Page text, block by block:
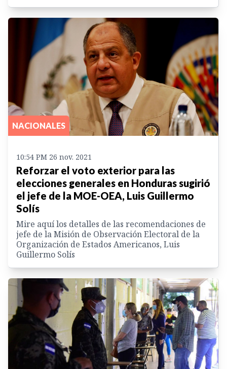
NACIONALES
10:54 PM 26 nov. 2021
Reforzar el voto exterior para las
elecciones generales en Honduras sugirió
el jefe de la MOE-OEA, Luis Guillermo
Solís
Mire aquí los detalles de las recomendaciones de
jefe de la Misión de Observación Electoral de la
Organización de Estados Americanos, Luis
Guillermo Solís